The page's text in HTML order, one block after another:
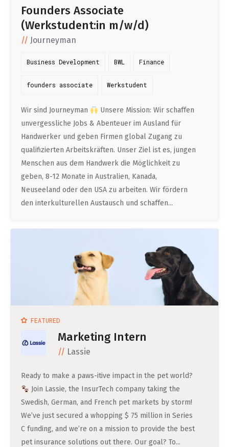
Founders Associate
(Werkstudent:in m/w/d)
Journeyman
Business Development BWL Finance
founders associate Werkstudent
Wir sind Journeyman
Unsere Mission: Wir schaffen
unvergessliche Jobs & Abenteuer im Ausland für
Handwerker und geben Firmen global Zugang zu
qualifizierten Arbeitskräften. Unser Ziel ist es, jungen
Menschen aus dem Handwerk die Möglichkeit zu
geben, 8-12 Monate in Australien, Kanada,
Neuseeland oder den USA zu arbeiten. Wir fördern
den interkulturellen Austausch und schaffen...
Marketing Intern
Lassie
FEATURED
Ready to make a paws-itive impact in the pet world?
Join Lassie, the InsurTech company taking the
Swedish, German, and French pet markets by storm!
We’ve just secured a whopping $ 75 million in Series
C funding, and we’re on a mission to provide the best
pet insurance solutions out there. Our goal? To...